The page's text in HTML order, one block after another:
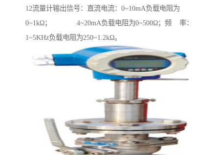
12流量计输出信号：直流电流：0~10mA负载电阻为
0~1kΩ； 4~20mA负载电阻为0~500Ω；频 率：
1~5KHz负载电阻为250~1.2kΩ。